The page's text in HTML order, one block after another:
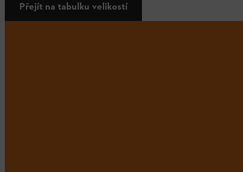
Přejít na tabulku velikostí